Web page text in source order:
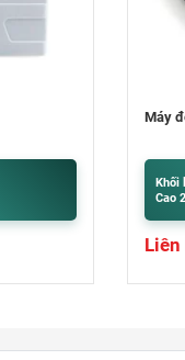
Máy
Khối
Cao
Liên